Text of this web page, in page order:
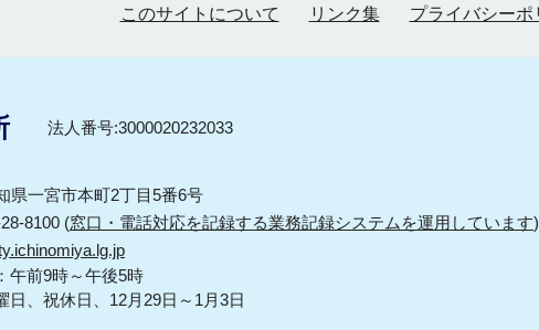
このサイトについて リンク集 プライバシーポ
法人番号:3000020232033
一宮市本町2丁目5番6号
8100 (窓口・電話対応を記録する業務記録システムを運用しています)
午前9時～午後5時
日、祝休日、12月29日～1月3日